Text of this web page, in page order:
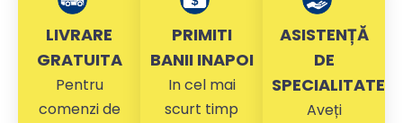
LIVRARE
GRATUITA
Pentru
comenzi de
PRIMITI
BANII INAPOI
In cel mai
scurt timp
ASISTENȚĂ
DE
SPECIALITATE
Aveți